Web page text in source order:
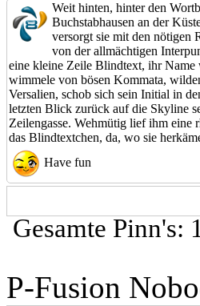
Weit hinten, hinter den
Buchstabhausen an der
versorgt sie mit den nötigen
von der allmächtigen
eine kleine Zeile Blindtext, ihr Name
wimmele von bösen Kommata,
Versalien, schob sich sein Initial in
letzten Blick zurück auf die Skyline
Zeilengasse. Wehmütig lief ihm eine
das Blindtextchen, da, wo sie
Have fun
Gesamte Pinn's:
P-Fusion